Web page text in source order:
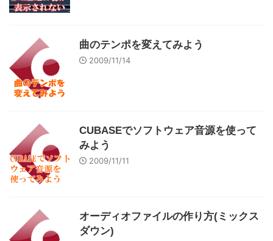
曲のテンポを変えてみよう
2009/11/14
CUBASEでソフトウェア音源を使って
みよう
2009/11/11
オーディオファイルの作り方(ミックス
ダウン)